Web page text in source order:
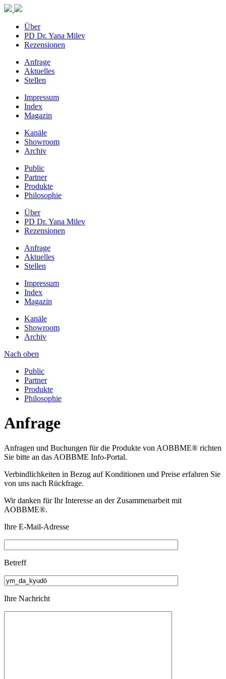
Über
PD Dr. Yana Milev
Rezensionen
Anfrage
Aktuelles
Stellen
Impressum
Index
Magazin
Kanäle
Showroom
Archiv
Public
Partner
Produkte
Philosophie
Über
PD Dr. Yana Milev
Rezensionen
Anfrage
Aktuelles
Stellen
Impressum
Index
Magazin
Kanäle
Showroom
Archiv
Nach oben
Public
Partner
Produkte
Philosophie
Anfrage
Anfragen und Buchungen für die Produkte von AOBBME® richten
Sie bitte an das AOBBME Info-Portal.
Verbindlichkeiten in Bezug auf Konditionen und Preise erfahren Sie
von uns nach Rückfrage.
Wir danken für Ihr Interesse an der Zusammenarbeit mit
AOBBME®.
Ihre E-Mail-Adresse
Betreff
Ihre Nachricht